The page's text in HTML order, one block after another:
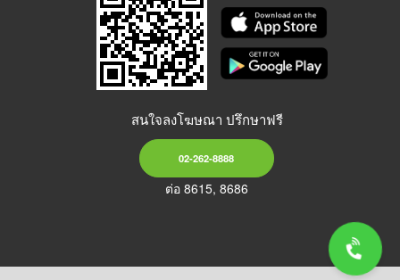
สนใจลงโฆษณา ปรึกษาฟรี
02-262-8888
ต่อ 8615, 8686